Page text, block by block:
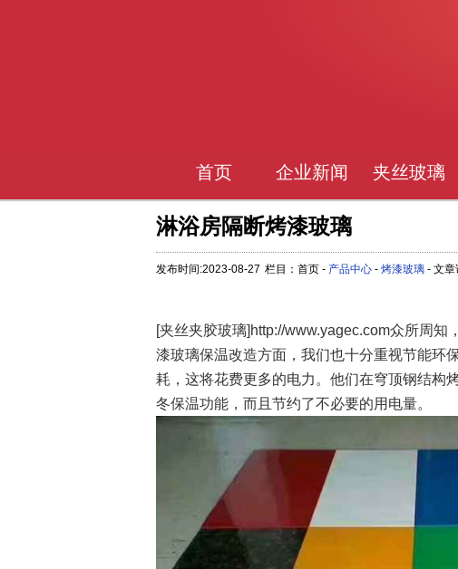
首页 企业新闻 夹丝玻璃
淋浴房隔断烤漆玻璃
发布时间:2023-08-27 栏目：首页 - 产品中心 - 烤漆玻璃 - 文章
[夹丝夹胶玻璃]http://www.yagec.com众所周
漆玻璃保温改造方面，我们也十分重视节能环
耗，这将花费更多的电力。他们在穹顶钢结构
冬保温功能，而且节约了不必要的用电量。